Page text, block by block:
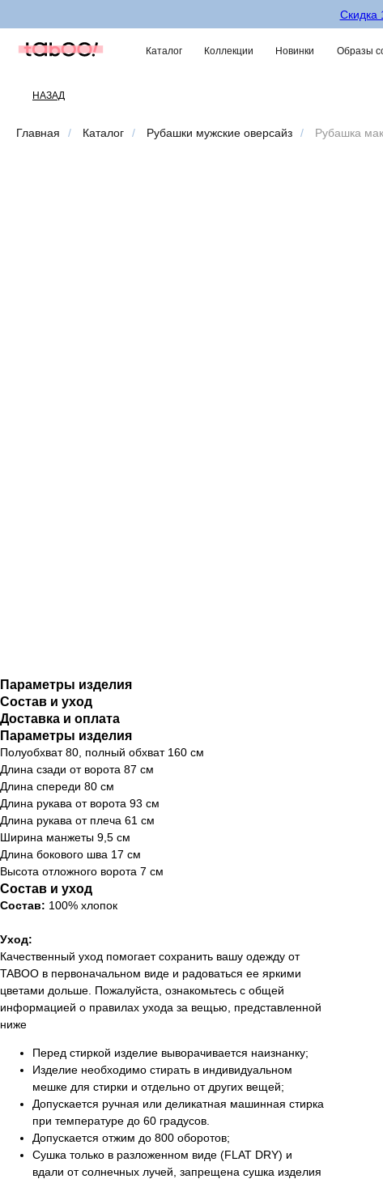
Скидка
Каталог Новинки Образы
Коллекции
НАЗАД
Главная / Каталог / Рубашки мужские оверсайз / Рубашка
Параметры изделия
Состав и уход
Доставка и оплата
Параметры изделия
Полуобхват 80, полный обхват 160 см
Длина сзади от ворота 87 см
Длина спереди 80 см
Длина рукава от ворота 93 см
Длина рукава от плеча 61 см
Ширина манжеты 9,5 см
Длина бокового шва 17 см
Высота отложного ворота 7 см
Состав и уход
Состав: 100% хлопок
Уход:
Качественный уход помогает сохранить вашу одежду от
TABOO в первоначальном виде и радоваться ее яркими
цветами дольше. Пожалуйста, ознакомьтесь с общей
информацией о правилах ухода за вещью, представленной
ниже
Перед стиркой изделие выворачивается наизнанку;
Изделие необходимо стирать в индивидуальном
мешке для стирки и отдельно от других вещей;
Допускается ручная или деликатная машинная стирка
при температуре до 60 градусов.
Допускается отжим до 800 оборотов;
Сушка только в разложенном виде (FLAT DRY) и
вдали от солнечных лучей, запрещена сушка изделия